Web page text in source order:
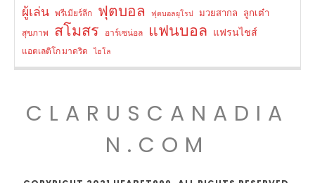
ผู้เล่น พรีเมียร์ลีก ฟุตบอล ฟุตบอลยุโรป มวยสากล ลูกเต๋า
สุขภาพ สโมสร อาร์เซน่อล แฟนบอล แฟรนไชส์
แอตเลติโก มาดริด ไฮโล
CLARUSCANADIA
N.COM